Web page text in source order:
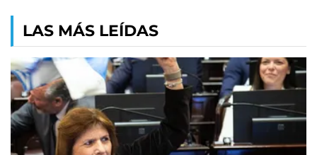
LAS MÁS LEÍDAS